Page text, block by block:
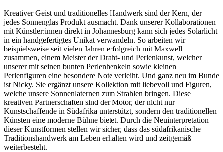
Kreativer Geist und traditionelles Handwerk sind der Kern, der
jedes Sonnenglas Produkt ausmacht. Dank unserer Kollaborationen
mit Künstler:innen direkt in Johannesburg kann sich jedes Solarlicht
in ein handgefertigtes Unikat verwandeln. So arbeiten wir
beispielsweise seit vielen Jahren erfolgreich mit Maxwell
zusammen, einem Meister der Draht- und Perlenkunst, welcher
unserermit seinen bunten Perlenhenkeln sowie kleinen
Perlenfiguren eine besondere Note verleiht. Und ganz neu im Bunde
ist Nicky. Sie ergänzt unsere Kollektion mit liebevoll und Figuren,
welche unsere Sonnenlaternen zum Strahlen bringen. Diese
kreativen Partnerschaften sind der Motor, der nicht nur
Kunstschaffende in Südafrika unterstützt, sondern den traditionellen
Künsten eine moderne Bühne bietet. Durch die Neuinterpretation
dieser Kunstformen stellen wir sicher, dass das südafrikanische
Traditionshandwerk am Leben erhalten wird und zeitgemäß
weiterbesteht.